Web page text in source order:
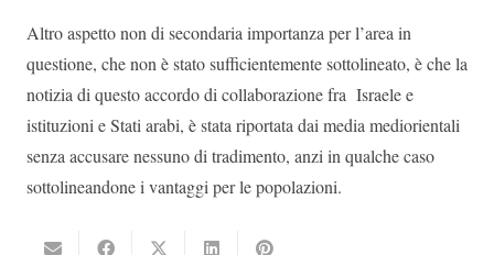
Altro aspetto non di secondaria importanza per l’area in
questione, che non è stato sufficientemente sottolineato, è che la
notizia di questo accordo di collaborazione fra Israele e
istituzioni e Stati arabi, è stata riportata dai media mediorientali
senza accusare nessuno di tradimento, anzi in qualche caso
sottolineandone i vantaggi per le popolazioni.